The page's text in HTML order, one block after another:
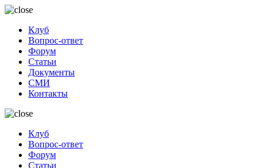
Клуб
Вопрос-ответ
Форум
Статьи
Документы
СМИ
Контакты
Клуб
Вопрос-ответ
Форум
Статьи